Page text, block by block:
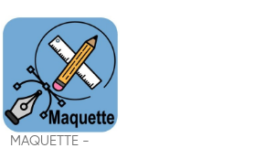
MAQUETTE -